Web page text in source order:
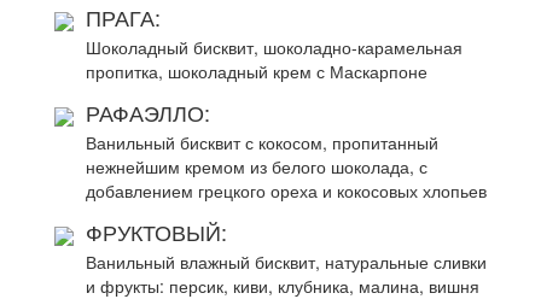
ПРАГА:
Шоколадный бисквит, шоколадно-карамельная
пропитка, шоколадный крем с Маскарпоне
РАФАЭЛЛО:
Ванильный бисквит с кокосом, пропитанный
нежнейшим кремом из белого шоколада, с
добавлением грецкого ореха и кокосовых хлопьев
ФРУКТОВЫЙ:
Ванильный влажный бисквит, натуральные сливки
и фрукты: персик, киви, клубника, малина, вишня